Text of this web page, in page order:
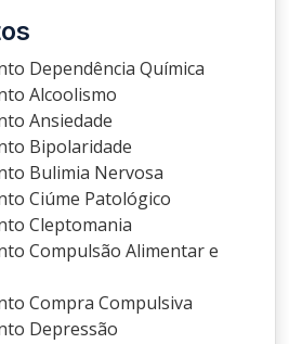
Dependência Química
Alcoolismo
Ansiedade
Bipolaridade
Bulimia Nervosa
Ciúme Patológico
Cleptomania
Compulsão Alimentar e
Compra Compulsiva
Depressão